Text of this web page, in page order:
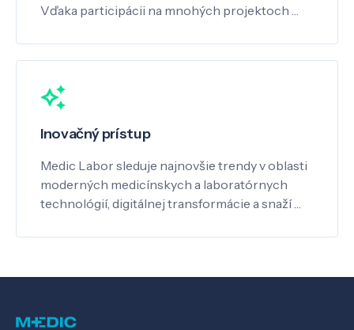
Vďaka participácii na mnohých projektoch …
Inovačný prístup
Medic Labor sleduje najnovšie trendy v oblasti
moderných medicínskych a laboratórnych
technológií, digitálnej transformácie a snaží …